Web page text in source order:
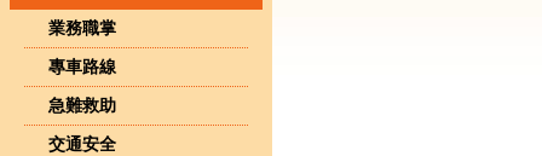
業務職掌
專車路線
急難救助
交通安全